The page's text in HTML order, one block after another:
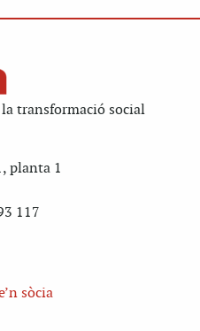
transformació social
planta 1
117
sòcia